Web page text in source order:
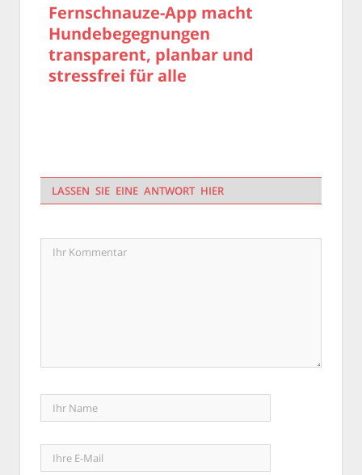
Fernschnauze-App macht
Hundebegegnungen
transparent, planbar und
stressfrei für alle
LASSEN SIE EINE ANTWORT HIER